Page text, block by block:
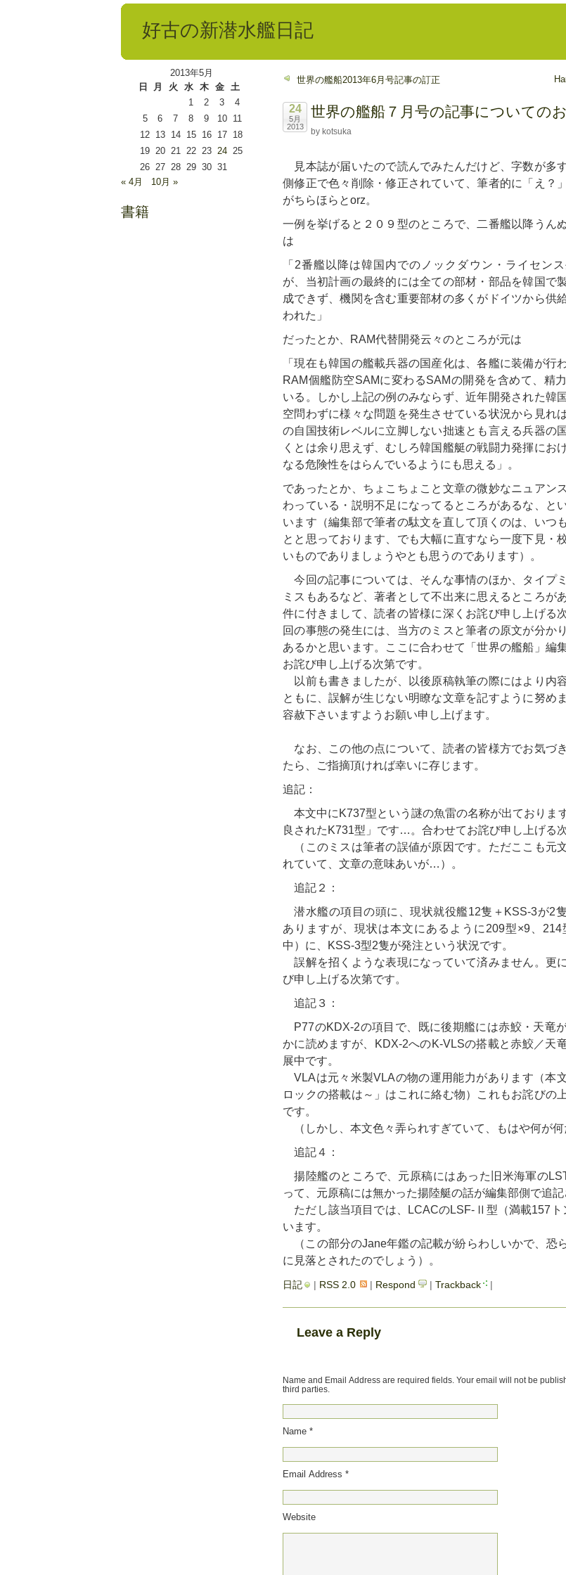
好古の新潜水艦日記
世界の艦船2013年6月号記事の訂正
24
5月
2013
世界の艦船７月号の記事についての
by kotsuka
見本誌が届いたので読んでみたんだけど、字数が多
側修正で色々削除・修正されていて、筆者的に「え？
がちらほらとorz。
一例を挙げると２０９型のところで、二番艦以降うん
は
「2番艦以降は韓国内でのノックダウン・ライセン
が、当初計画の最終的には全ての部材・部品を韓国で
成できず、機関を含む重要部材の多くがドイツから供
われた」
だったとか、RAM代替開発云々のところが元は
「現在も韓国の艦載兵器の国産化は、各艦に装備が行
RAM個艦防空SAMに変わるSAMの開発を含めて、精
いる。しかし上記の例のみならず、近年開発された韓
空問わずに様々な問題を発生させている状況から見れ
の自国技術レベルに立脚しない拙速とも言える兵器の
くとは余り思えず、むしろ韓国艦艇の戦闘力発揮にお
なる危険性をはらんでいるようにも思える」。
であったとか、ちょこちょこと文章の微妙なニュアン
わっている・説明不足になってるところがあるな、と
います（編集部で筆者の駄文を直して頂くのは、いつ
とと思っております、でも大幅に直すなら一度下見・
いものでありましょうやとも思うのであります）。
今回の記事については、そんな事情のほか、タイプ
ミスもあるなど、著者として不出来に思えるところが
件に付きまして、読者の皆様に深くお詫び申し上げる
回の事態の発生には、当方のミスと筆者の原文が分か
あるかと思います。ここに合わせて「世界の艦船」編
お詫び申し上げる次第です。
以前も書きましたが、以後原稿執筆の際にはより内
ともに、誤解が生じない明瞭な文章を記すように努め
容赦下さいますようお願い申し上げます。
なお、この他の点について、読者の皆様方でお気づ
たら、ご指摘頂ければ幸いに存じます。
追記：
本文中にK737型という謎の魚雷の名称が出ておりま
良されたK731型」です…。合わせてお詫び申し上げる次
（このミスは筆者の誤値が原因です。ただここも元
れていて、文章の意味あいが…）。
追記２：
潜水艦の項目の頭に、現状就役艦12隻＋KSS-3が2
ありますが、現状は本文にあるように209型×9、214
中）に、KSS-3型2隻が発注という状況です。
誤解を招くような表現になっていて済みません。更
び申し上げる次第です。
追記３：
P77のKDX-2の項目で、既に後期艦には赤鮫・天竜
かに読めますが、KDX-2へのK-VLSの搭載と赤鮫／天
展中です。
VLAは元々米製VLAの物の運用能力があります（本
ロックの搭載は～」はこれに絡む物）これもお詫びの
です。
（しかし、本文色々弄られすぎていて、もはや何が何
追記４：
揚陸艦のところで、元原稿にはあった旧米海軍の
って、元原稿には無かった揚陸艇の話が編集部側で追記
ただし該当項目では、LCACのLSF-Ⅱ型（満載157ト
います。
（この部分のJane年鑑の記載が紛らわしいかで、恐
に見落とされたのでしょう）。
日記 | RSS 2.0 | Respond | Trackback |
Leave a Reply
Name and Email Address are required fields. Your email will not be
third parties.
Name *
Email Address *
Website
2013年5月
日
月 火 水 木 金
土
1
2 3
4
5
6 7 8 9 10
11
12 13 14 15 16 17
18
19 20 21 22 23 24 25
26 27 28 29 30 31
« 4月
10月 »
書籍